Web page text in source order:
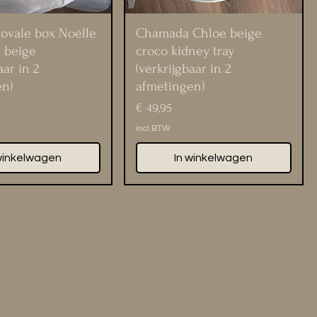
box Noëlle
beige
in 2
Chamada Chloe beige
croco kidney tray
(verkrijgbaar in 2
afmetingen)
Prijs
€ 49,95
incl.BTW
In winkelwagen